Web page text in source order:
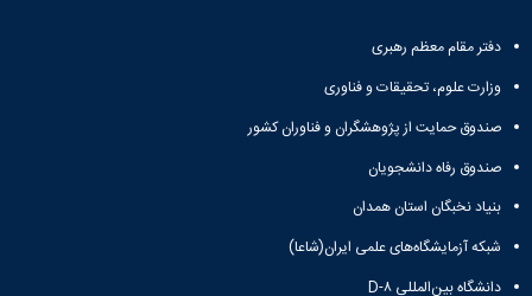
دفتر مقام معظم رهبری
وزارت علوم، تحقیقات و فناوری
صندوق حمایت از پژوهشگران و فناوران کشور
صندوق رفاه دانشجویان
بنیاد نخبگان استان همدان
شبکه آزمایشگاه‌های علمی ایران(شاعا)
دانشگاه بین‌المللی D-۸